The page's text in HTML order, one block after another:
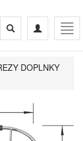
Toggle
navigation
Toggle
search
DOPLNKY